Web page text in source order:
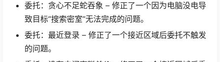
委托：贪心不足蛇吞象 – 修正了一个因为电脑没电导
致目标“搜索密室”无法完成的问题。
委托：最近登录 – 修正了一个接近区域后委托不触发
的问题。